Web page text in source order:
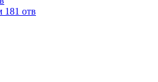
181 отв